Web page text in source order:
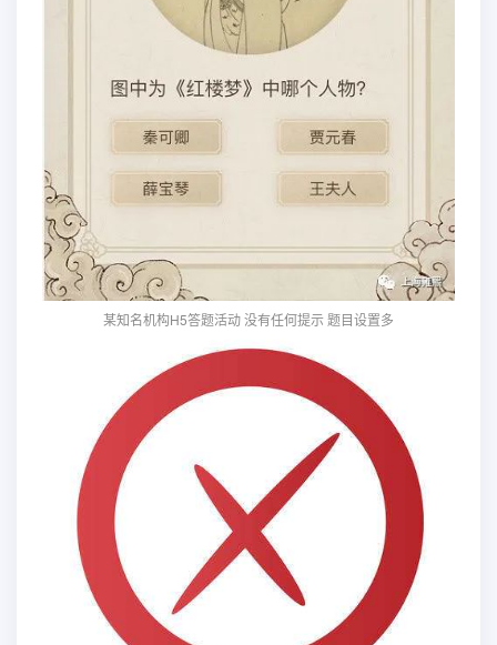
某知名机构H5答题活动 没有任何提示 题目设置多